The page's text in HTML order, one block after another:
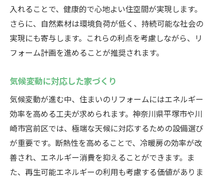
入れることで、健康的で心地よい住空間が実現します。
さらに、自然素材は環境負荷が低く、持続可能な社会の
実現にも寄与します。これらの利点を考慮しながら、リ
フォーム計画を進めることが推奨されます。
気候変動に対応した家づくり
気候変動が進む中、住まいのリフォームにはエネルギー
効率を高める工夫が求められます。神奈川県平塚市や川
崎市宮前区では、極端な天候に対応するための設備選び
が重要です。断熱性を高めることで、冷暖房の効率が改
善され、エネルギー消費を抑えることができます。ま
た、再生可能エネルギーの利用も考慮する価値がありま